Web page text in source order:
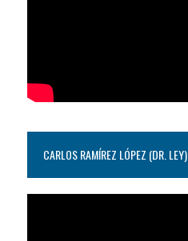
CARLOS RAMÍREZ LÓPEZ (DR. LEY)